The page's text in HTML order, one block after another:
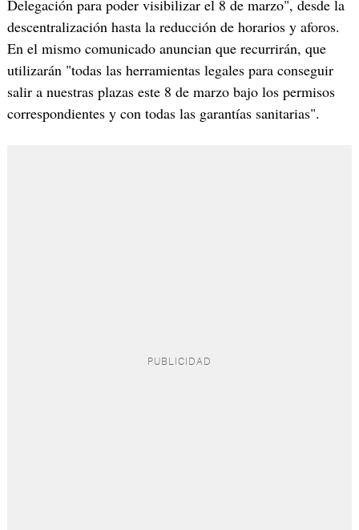
Delegación para poder visibilizar el 8 de marzo", desde la
descentralización hasta la reducción de horarios y aforos.
En el mismo comunicado anuncian que recurrirán, que
utilizarán "todas las herramientas legales para conseguir
salir a nuestras plazas este 8 de marzo bajo los permisos
correspondientes y con todas las garantías sanitarias".